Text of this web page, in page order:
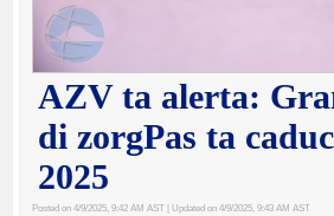
AZV ta alerta:
di zorgPas ta
2025
Posted on 4/9/2025, 9:42 AM AST | Updated on 4/9/2025, 9:43 AM AST